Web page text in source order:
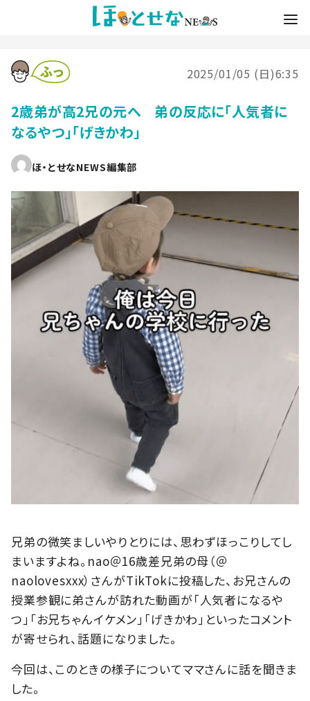
2025/01/05 (日)6:35
2歳弟が高2兄の元へ 弟の反応に「人気者に
なるやつ」「げきかわ」
ほ・とせなNEWS編集部
兄弟の微笑ましいやりとりには、思わずほっこりしてし
まいますよね。nao＠16歳差兄弟の母（＠
naolovesxxx）さんがTikTokに投稿した、お兄さんの
授業参観に弟さんが訪れた動画が「人気者になるや
つ」「お兄ちゃんイケメン」「げきかわ」といったコメント
が寄せられ、話題になりました。
今回は、このときの様子についてママさんに話を聞きま
した。